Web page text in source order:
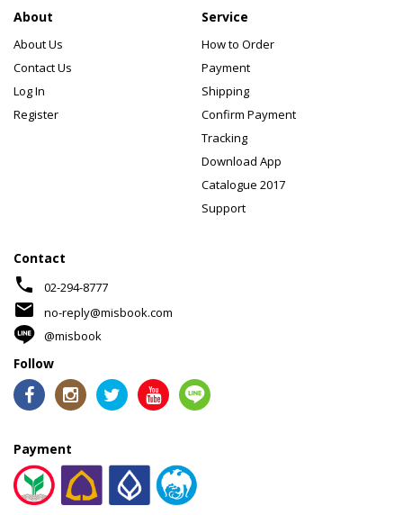
About
About Us
Contact Us
Log In
Register
Service
How to Order
Payment
Shipping
Confirm Payment
Tracking
Download App
Catalogue 2017
Support
Contact
phone 02-294-8777
mail
no-reply@misbook.com
@misbook
Follow
Payment